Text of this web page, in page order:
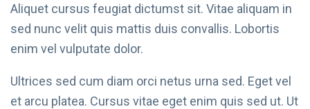
Aliquet cursus feugiat dictumst sit. Vitae aliquam in
sed nunc velit quis mattis duis convallis. Lobortis
enim vel vulputate dolor.
Ultrices sed cum diam orci netus urna sed. Eget vel
et arcu platea. Cursus vitae eget enim quis sed ut. Ut